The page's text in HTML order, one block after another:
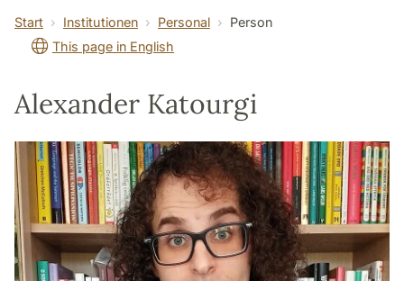
SOL-husen Kontakt Institutionen
översättning till svenska
Start Institutionen Personal
Person
This page in English
Alexander Katourgi